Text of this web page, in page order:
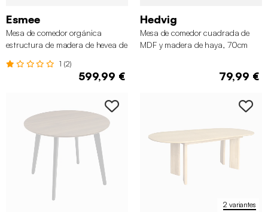
Esmee
Mesa de comedor orgánica
estructura de madera de hevea de
1 (2)
599,99 €
Hedvig
Mesa de comedor cuadrada de
MDF y madera de haya, 70cm
79,99 €
2 variantes